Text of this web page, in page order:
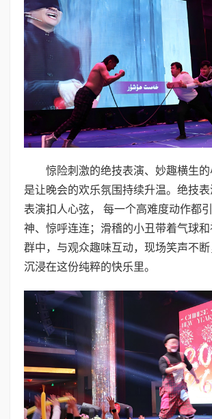
惊险刺激的绝技表演、妙趣横生
是让晚会的欢乐氛围持续升温。绝技
表演扣人心弦， 每一个高难度动作都
神、惊呼连连；滑稽的小丑带着气球
群中，与观众趣味互动，现场笑声不
沉浸在这份纯粹的快乐里。